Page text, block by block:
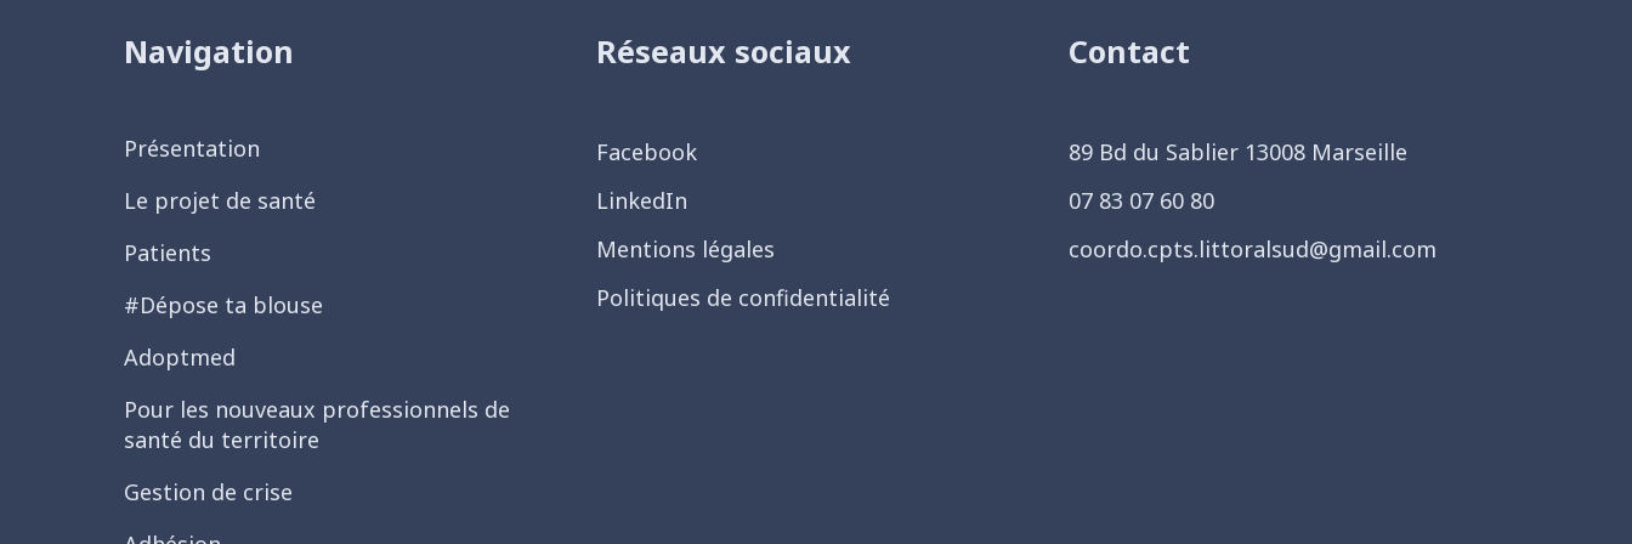
Navigation
Présentation
Le projet de santé
Patients
#Dépose ta blouse
Adoptmed
Pour les nouveaux professionnels de
santé du territoire
Gestion de crise
Réseaux sociaux
Facebook
LinkedIn
Mentions légales
Politiques de confidentialité
Contact
89 Bd du Sablier 13008 Marseille
07 83 07 60 80
coordo.cpts.littoralsud@gmail.com